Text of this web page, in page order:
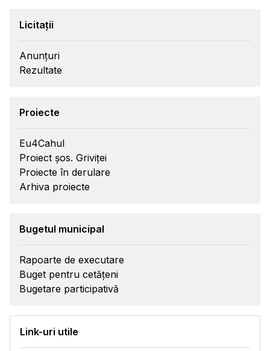
Licitații
Anunțuri
Rezultate
Proiecte
Eu4Cahul
Proiect șos. Griviței
Proiecte în derulare
Arhiva proiecte
Bugetul municipal
Rapoarte de executare
Buget pentru cetățeni
Bugetare participativă
Link-uri utile